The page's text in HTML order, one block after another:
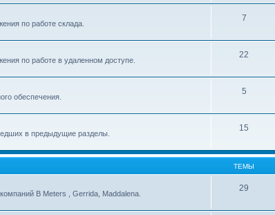
по работе склада.
7
по работе в удаленном доступе.
22
обеспечения.
5
в предыдущие разделы.
15
ТЕМЫ
B Meters , Gerrida, Maddalena.
29